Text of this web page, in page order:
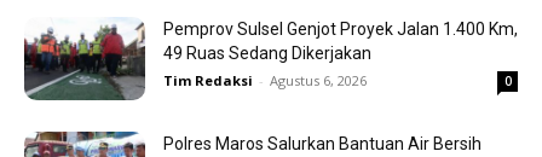
Pemprov Sulsel Genjot Proyek Jalan 1.400 Km,
49 Ruas Sedang Dikerjakan
Tim Redaksi - Agustus 6, 2026 0
Polres Maros Salurkan Bantuan Air Bersih